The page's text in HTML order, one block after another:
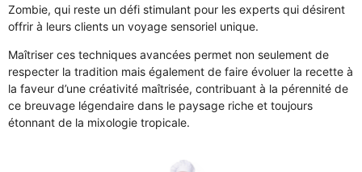
Zombie, qui reste un défi stimulant pour les experts qui désirent
offrir à leurs clients un voyage sensoriel unique.
Maîtriser ces techniques avancées permet non seulement de
respecter la tradition mais également de faire évoluer la recette à
la faveur d’une créativité maîtrisée, contribuant à la pérennité de
ce breuvage légendaire dans le paysage riche et toujours
étonnant de la mixologie tropicale.